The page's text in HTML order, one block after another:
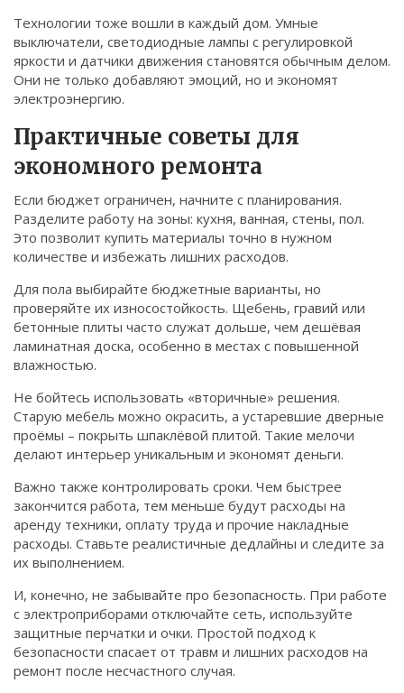
Технологии тоже вошли в каждый дом. Умные
выключатели, светодиодные лампы с регулировкой
яркости и датчики движения становятся обычным делом.
Они не только добавляют эмоций, но и экономят
электроэнергию.
Практичные советы для
экономного ремонта
Если бюджет ограничен, начните с планирования.
Разделите работу на зоны: кухня, ванная, стены, пол.
Это позволит купить материалы точно в нужном
количестве и избежать лишних расходов.
Для пола выбирайте бюджетные варианты, но
проверяйте их износостойкость. Щебень, гравий или
бетонные плиты часто служат дольше, чем дешёвая
ламинатная доска, особенно в местах с повышенной
влажностью.
Не бойтесь использовать «вторичные» решения.
Старую мебель можно окрасить, а устаревшие дверные
проёмы – покрыть шпаклёвой плитой. Такие мелочи
делают интерьер уникальным и экономят деньги.
Важно также контролировать сроки. Чем быстрее
закончится работа, тем меньше будут расходы на
аренду техники, оплату труда и прочие накладные
расходы. Ставьте реалистичные дедлайны и следите за
их выполнением.
И, конечно, не забывайте про безопасность. При работе
с электроприборами отключайте сеть, используйте
защитные перчатки и очки. Простой подход к
безопасности спасает от травм и лишних расходов на
ремонт после несчастного случая.